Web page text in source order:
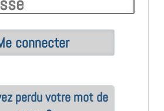
perdu votre mot de